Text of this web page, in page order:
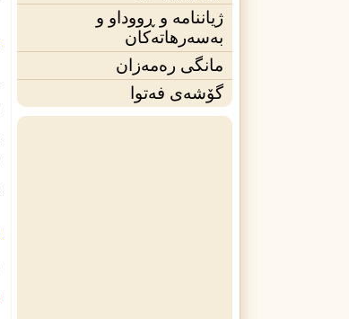
ژیاننامه‌ و ڕووداو و
بەسەرهاتەکان
مانگی ره‌مه‌زان
گۆشەی فه‌توا